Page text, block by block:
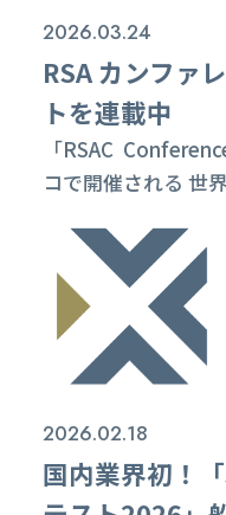
2026.03.24
RSA カンファ
トを連載中
「RSAC
コで開催される 世
されている「
参加をしている 当
く現地レポートを
にて連載中です。
のリンクから閲覧
2026.02.18
国内業界初！